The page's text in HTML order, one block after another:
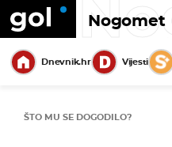
Nogomet
Dnevnik.hr Vijesti
ŠTO MU SE DOGODILO?